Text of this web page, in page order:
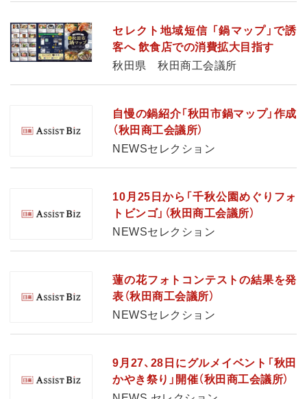
セレクト地域短信 「鍋マップ」で誘
客へ 飲食店での消費拡大目指す
秋田県 秋田商工会議所
自慢の鍋紹介「秋田市鍋マップ」作成
（秋田商工会議所）
NEWSセレクション
10月25日から「千秋公園めぐりフォ
トビンゴ」（秋田商工会議所）
NEWSセレクション
蓮の花フォトコンテストの結果を発
表（秋田商工会議所）
NEWSセレクション
9月27、28日にグルメイベント「秋田
かやき祭り」開催（秋田商工会議所）